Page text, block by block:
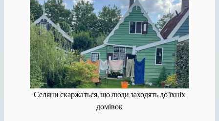
Селяни скаржаться, що люди заходять до їхніх
домівок